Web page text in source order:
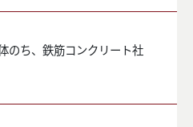
ち、鉄筋コンクリート社